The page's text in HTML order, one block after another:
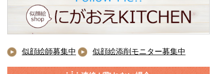
似顔絵師募集中 似顔絵添削モニター募集中